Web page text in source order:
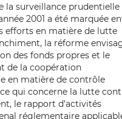
la surveillance prudentielle
2001 a été marquée
efforts en matière de lutte
la réforme
des fonds propres et le
de la coopération
en matière de contrôle
qui concerne la lutte
le rapport d’activités
réglementaire